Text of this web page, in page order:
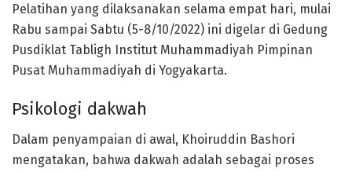
Pelatihan yang dilaksanakan selama empat hari, mulai
Rabu sampai Sabtu (5-8/10/2022) ini digelar di Gedung
Pusdiklat Tabligh Institut Muhammadiyah Pimpinan
Pusat Muhammadiyah di Yogyakarta.
Psikologi dakwah
Dalam penyampaian di awal, Khoiruddin Bashori
mengatakan, bahwa dakwah adalah sebagai proses